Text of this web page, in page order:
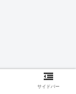
サイドバー